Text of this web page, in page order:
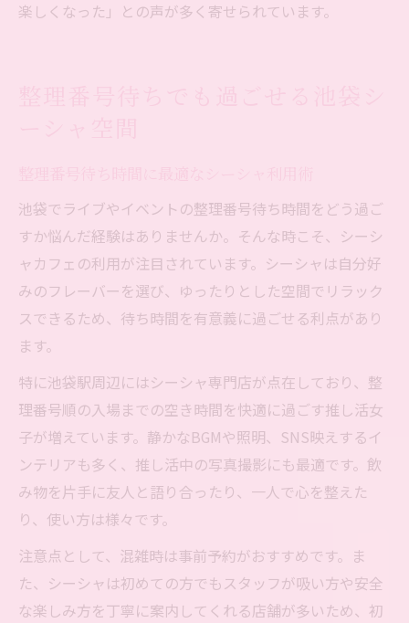
楽しくなった」との声が多く寄せられています。
池袋でライブやイベントの整理番号待ち時間をどう過ご
すか悩んだ経験はありませんか。そんな時こそ、シーシ
ャカフェの利用が注目されています。シーシャは自分好
みのフレーバーを選び、ゆったりとした空間でリラック
スできるため、待ち時間を有意義に過ごせる利点があり
ます。
特に池袋駅周辺にはシーシャ専門店が点在しており、整
理番号順の入場までの空き時間を快適に過ごす推し活女
子が増えています。静かなBGMや照明、SNS映えするイ
ンテリアも多く、推し活中の写真撮影にも最適です。飲
み物を片手に友人と語り合ったり、一人で心を整えた
り、使い方は様々です。
注意点として、混雑時は事前予約がおすすめです。ま
た、シーシャは初めての方でもスタッフが吸い方や安全
な楽しみ方を丁寧に案内してくれる店舗が多いため、初